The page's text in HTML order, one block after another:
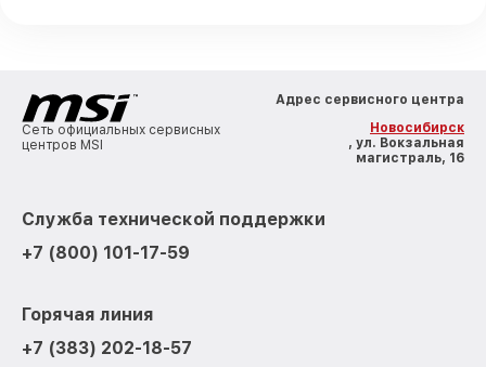
Сеть официальных сервисных
центров MSI
Адрес сервисного центра
Новосибирск
, ул. Вокзальная
магистраль, 16
Служба технической поддержки
+7 (800) 101-17-59
Горячая линия
+7 (383) 202-18-57